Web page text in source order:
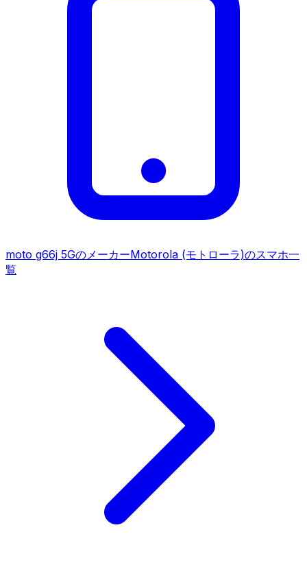
moto g66j 5GのメーカーMotorola (モトローラ)のスマホ一
覧